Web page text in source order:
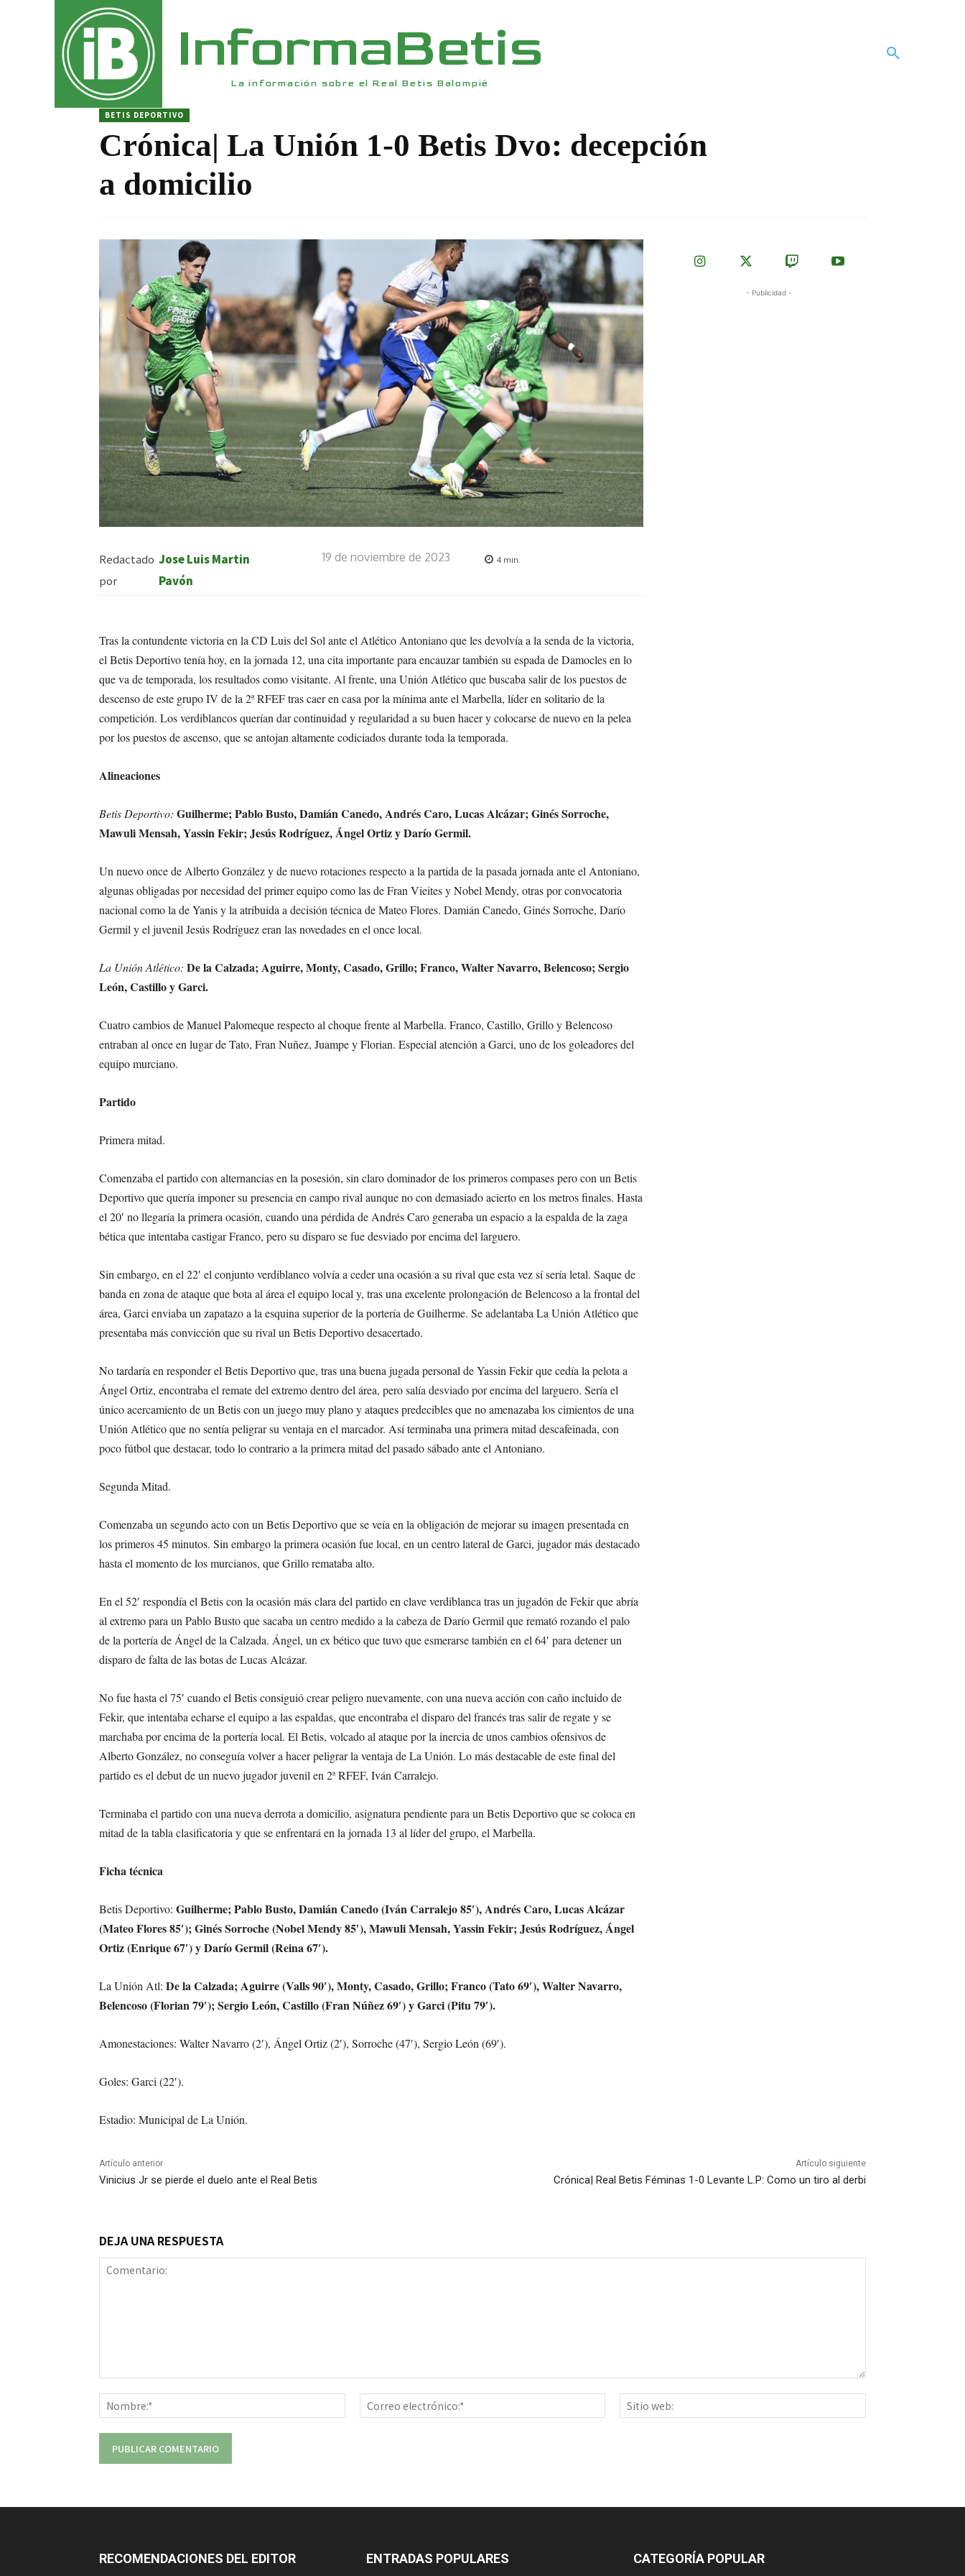
InformaBetis
La información sobre el Real Betis Balompié
BETIS DEPORTIVO
Crónica| La Unión 1-0 Betis Dvo: decepción
a domicilio
Redactado
por
Jose Luis Martin
Pavón
19 de noviembre de 2023 4 min.
Tras la contundente victoria en la CD Luis del Sol ante el Atlético Antoniano que les devolvía a la senda de la victoria,
el Betis Deportivo tenía hoy, en la jornada 12, una cita importante para encauzar también su espada de Damocles en lo
que va de temporada, los resultados como visitante. Al frente, una Unión Atlético que buscaba salir de los puestos de
descenso de este grupo IV de la 2ª RFEF tras caer en casa por la mínima ante el Marbella, líder en solitario de la
competición. Los verdiblancos querían dar continuidad y regularidad a su buen hacer y colocarse de nuevo en la pelea
por los puestos de ascenso, que se antojan altamente codiciados durante toda la temporada.
Alineaciones
Betis Deportivo: Guilherme; Pablo Busto, Damián Canedo, Andrés Caro, Lucas Alcázar; Ginés Sorroche,
Mawuli Mensah, Yassin Fekir; Jesús Rodríguez, Ángel Ortiz y Darío Germil.
Un nuevo once de Alberto González y de nuevo rotaciones respecto a la partida de la pasada jornada ante el Antoniano,
algunas obligadas por necesidad del primer equipo como las de Fran Vieites y Nobel Mendy, otras por convocatoria
nacional como la de Yanis y la atribuida a decisión técnica de Mateo Flores. Damián Canedo, Ginés Sorroche, Darío
Germil y el juvenil Jesús Rodríguez eran las novedades en el once local.
La Unión Atlético: De la Calzada; Aguirre, Monty, Casado, Grillo; Franco, Walter Navarro, Belencoso; Sergio
León, Castillo y Garci.
Cuatro cambios de Manuel Palomeque respecto al choque frente al Marbella. Franco, Castillo, Grillo y Belencoso
entraban al once en lugar de Tato, Fran Nuñez, Juampe y Florian. Especial atención a Garci, uno de los goleadores del
equipo murciano.
Partido
Primera mitad.
Comenzaba el partido con alternancias en la posesión, sin claro dominador de los primeros compases pero con un Betis
Deportivo que quería imponer su presencia en campo rival aunque no con demasiado acierto en los metros finales. Hasta
el 20′ no llegaría la primera ocasión, cuando una pérdida de Andrés Caro generaba un espacio a la espalda de la zaga
bética que intentaba castigar Franco, pero su disparo se fue desviado por encima del larguero.
Sin embargo, en el 22′ el conjunto verdiblanco volvía a ceder una ocasión a su rival que esta vez sí sería letal. Saque de
banda en zona de ataque que bota al área el equipo local y, tras una excelente prolongación de Belencoso a la frontal del
área, Garci enviaba un zapatazo a la esquina superior de la portería de Guilherme. Se adelantaba La Unión Atlético que
presentaba más convicción que su rival un Betis Deportivo desacertado.
No tardaría en responder el Betis Deportivo que, tras una buena jugada personal de Yassin Fekir que cedía la pelota a
Ángel Ortiz, encontraba el remate del extremo dentro del área, pero salía desviado por encima del larguero. Sería el
único acercamiento de un Betis con un juego muy plano y ataques predecibles que no amenazaba los cimientos de una
Unión Atlético que no sentía peligrar su ventaja en el marcador. Así terminaba una primera mitad descafeinada, con
poco fútbol que destacar, todo lo contrario a la primera mitad del pasado sábado ante el Antoniano.
Segunda Mitad.
Comenzaba un segundo acto con un Betis Deportivo que se veía en la obligación de mejorar su imagen presentada en
los primeros 45 minutos. Sin embargo la primera ocasión fue local, en un centro lateral de Garci, jugador más destacado
hasta el momento de los murcianos, que Grillo remataba alto.
En el 52′ respondía el Betis con la ocasión más clara del partido en clave verdiblanca tras un jugadón de Fekir que abría
al extremo para un Pablo Busto que sacaba un centro medido a la cabeza de Darío Germil que remató rozando el palo
de la portería de Ángel de la Calzada. Ángel, un ex bético que tuvo que esmerarse también en el 64′ para detener un
disparo de falta de las botas de Lucas Alcázar.
No fue hasta el 75′ cuando el Betis consiguió crear peligro nuevamente, con una nueva acción con caño incluido de
Fekir, que intentaba echarse el equipo a las espaldas, que encontraba el disparo del francés tras salir de regate y se
marchaba por encima de la portería local. El Betis, volcado al ataque por la inercia de unos cambios ofensivos de
Alberto González, no conseguía volver a hacer peligrar la ventaja de La Unión. Lo más destacable de este final del
partido es el debut de un nuevo jugador juvenil en 2ª RFEF, Iván Carralejo.
Terminaba el partido con una nueva derrota a domicilio, asignatura pendiente para un Betis Deportivo que se coloca en
mitad de la tabla clasificatoria y que se enfrentará en la jornada 13 al líder del grupo, el Marbella.
Ficha técnica
Betis Deportivo: Guilherme; Pablo Busto, Damián Canedo (Iván Carralejo 85′), Andrés Caro, Lucas Alcázar
(Mateo Flores 85′); Ginés Sorroche (Nobel Mendy 85′), Mawuli Mensah, Yassin Fekir; Jesús Rodríguez, Ángel
Ortiz (Enrique 67′) y Darío Germil (Reina 67′).
La Unión Atl: De la Calzada; Aguirre (Valls 90′), Monty, Casado, Grillo; Franco (Tato 69′), Walter Navarro,
Belencoso (Florian 79′); Sergio León, Castillo (Fran Núñez 69′) y Garci (Pitu 79′).
Amonestaciones: Walter Navarro (2′), Ángel Ortiz (2′), Sorroche (47′), Sergio León (69′).
Goles: Garci (22′).
Estadio: Municipal de La Unión.
- Publicidad -
Artículo anterior
Vinicius Jr se pierde el duelo ante el Real Betis
Artículo siguiente
Crónica| Real Betis Féminas 1-0 Levante L.P: Como un tiro al derbi
DEJA UNA RESPUESTA
Nombre:*
Correo
electrónico:*
web:
RECOMENDACIONES DEL EDITOR ENTRADAS POPULARES CATEGORÍA POPULAR